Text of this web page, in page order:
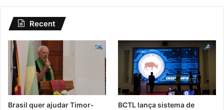
Recent
Brasil quer ajudar Timor-
BCTL lança sistema de